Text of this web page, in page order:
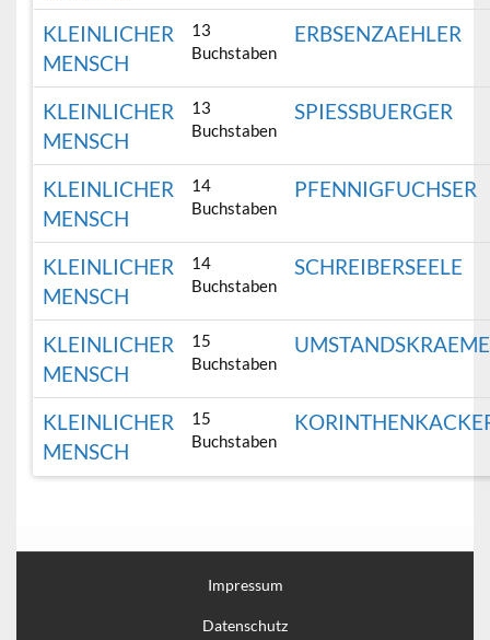
KLEINLICHER
MENSCH
13
Buchstaben
ERBSENZAEHLER
KLEINLICHER
MENSCH
13
Buchstaben
SPIESSBUERGER
KLEINLICHER
MENSCH
14
Buchstaben
PFENNIGFUCHSER
KLEINLICHER
MENSCH
14
Buchstaben
SCHREIBERSEELE
KLEINLICHER
MENSCH
15
Buchstaben
KLEINLICHER
MENSCH
15
Buchstaben
Impressum
Datenschutz